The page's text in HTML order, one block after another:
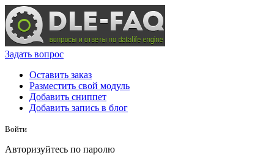
Задать вопрос
Оставить заказ
Разместить свой модуль
Добавить сниппет
Добавить запись в блог
Войти
Авторизуйтесь по паролю